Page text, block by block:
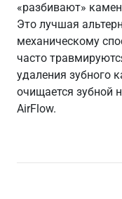
«разбивают»
Это лучшая
механическому
часто
удаления зубного
очищается зубной
AirFlow.